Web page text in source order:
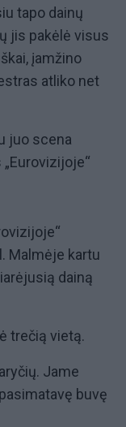
tapo dainų
jis pakėlė visus
įamžino
atliko net
juo scena
Malmėje kartu
dainą
trečią vietą.
Jame
buvę